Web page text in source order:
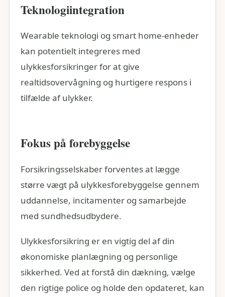
Teknologiintegration
Wearable teknologi og smart home-enheder
kan potentielt integreres med
ulykkesforsikringer for at give
realtidsovervågning og hurtigere respons i
tilfælde af ulykker.
Fokus på forebyggelse
Forsikringsselskaber forventes at lægge
større vægt på ulykkesforebyggelse gennem
uddannelse, incitamenter og samarbejde
med sundhedsudbydere.
Ulykkesforsikring er en vigtig del af din
økonomiske planlægning og personlige
sikkerhed. Ved at forstå din dækning, vælge
den rigtige police og holde den opdateret, kan